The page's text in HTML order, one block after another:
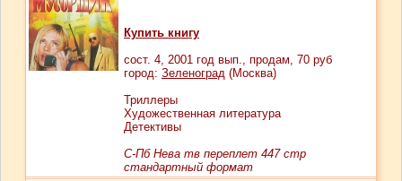
Купить книгу
сост. 4, 2001 год вып., продам, 70 руб
город: Зеленоград (Москва)
Триллеры
Художественная литература
Детективы
С-Пб Нева тв переплет 447 стр
стандартный формат